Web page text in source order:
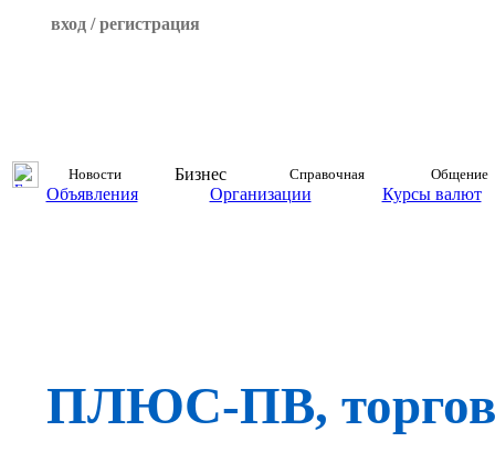
вход / регистрация
Новости Бизнес Справочная Общение
Объявления Организации Курсы валют
ПЛЮС-ПВ,